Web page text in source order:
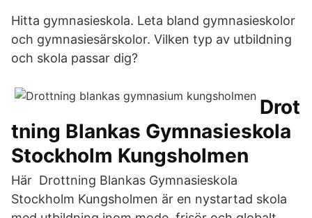
Hitta gymnasieskola. Leta bland gymnasieskolor
och gymnasiesärskolor. Vilken typ av utbildning
och skola passar dig?
Drot
tning Blankas Gymnasieskola
Stockholm Kungsholmen
Här Drottning Blankas Gymnasieskola
Stockholm Kungsholmen är en nystartad skola